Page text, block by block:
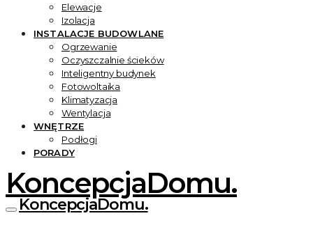
Elewacje
Izolacja
INSTALACJE BUDOWLANE
Ogrzewanie
Oczyszczalnie ścieków
Inteligentny budynek
Fotowoltaika
Klimatyzacja
Wentylacja
WNĘTRZE
Podłogi
PORADY
KoncepcjaDomu.
KoncepcjaDomu.